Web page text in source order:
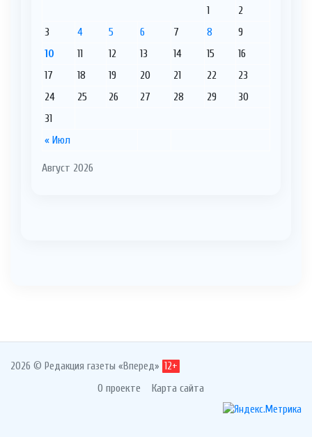
Август 2026
« Июл
1
2
3
4 5 6 7 8
9
10
11 12 13 14 15
16
17
18 19 20 21 22
23
24
25 26 27 28 29
30
31
2026 © Редакция газеты «Вперед» 12+
О проекте Карта сайта